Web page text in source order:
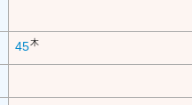
45木